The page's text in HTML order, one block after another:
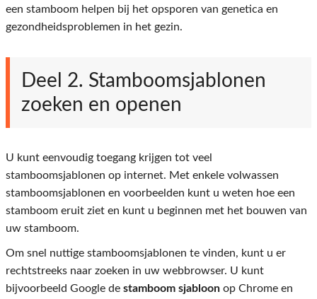
een stamboom helpen bij het opsporen van genetica en
gezondheidsproblemen in het gezin.
Deel 2. Stamboomsjablonen
zoeken en openen
U kunt eenvoudig toegang krijgen tot veel
stamboomsjablonen op internet. Met enkele volwassen
stamboomsjablonen en voorbeelden kunt u weten hoe een
stamboom eruit ziet en kunt u beginnen met het bouwen van
uw stamboom.
Om snel nuttige stamboomsjablonen te vinden, kunt u er
rechtstreeks naar zoeken in uw webbrowser. U kunt
bijvoorbeeld Google de stamboom sjabloon op Chrome en